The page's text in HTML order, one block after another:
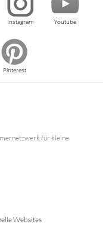
Instagram Youtube
Pinterest
für kleine
Websites